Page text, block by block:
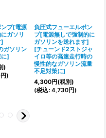
プ[電源
ガソリ
]
ガソリン
]
)
円)
負圧式フューエルポン
プ[電源無しで強制的に
ガソリンを送れます]
[チューンド2ストジャ
イロ等の高速走行時の
慢性的なガソリン流量
不足対策に]
4,300円(税別)
(税込: 4,730円)